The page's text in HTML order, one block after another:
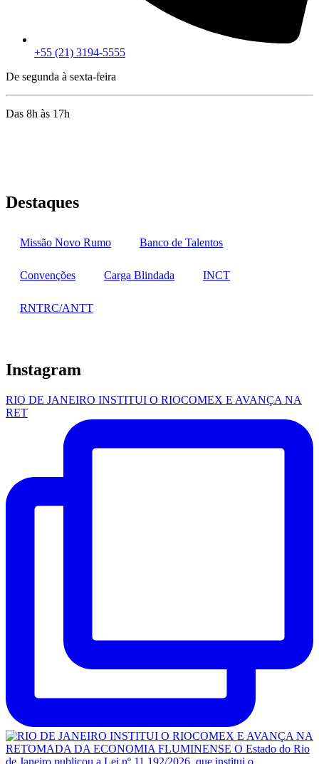
+55 (21) 3194-5555
De segunda à sexta-feira
Das 8h às 17h
Destaques
Missão Novo Rumo Banco de Talentos
Convenções Carga Blindada INCT
RNTRC/ANTT
Instagram
RIO DE JANEIRO INSTITUI O RIOCOMEX E AVANÇA NA
RET